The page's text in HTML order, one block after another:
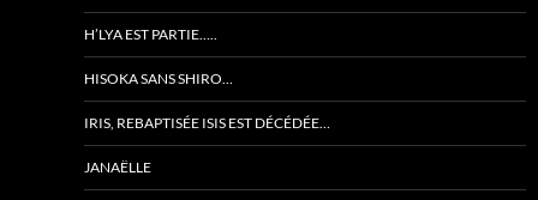
H’LYA EST PARTIE…..
HISOKA SANS SHIRO…
IRIS, REBAPTISÉE ISIS EST DÉCÉDÉE…
JANAËLLE